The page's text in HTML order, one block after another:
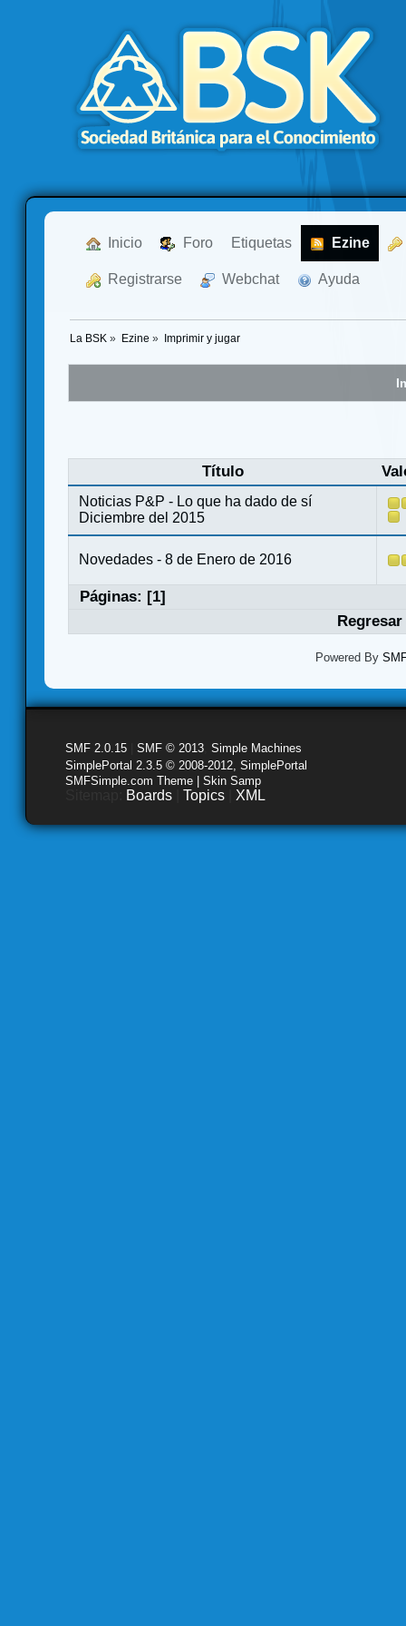
Inicio Foro Etiquetas Ezine
Registrarse Webchat Ayuda
La BSK » Ezine » Imprimir y jugar
Título
Noticias P&P - Lo que ha dado de sí
Diciembre del 2015
Novedades - 8 de Enero de 2016
Páginas: [1]
Powered By
SMF 2.0.15 SMF © 2013 Simple Machines
SimplePortal 2.3.5 © 2008-2012, SimplePortal
SMFSimple.com Theme | Skin Samp
Boards Topics XML